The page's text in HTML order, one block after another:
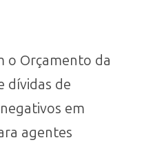
o Orçamento da
dívidas de
em
agentes